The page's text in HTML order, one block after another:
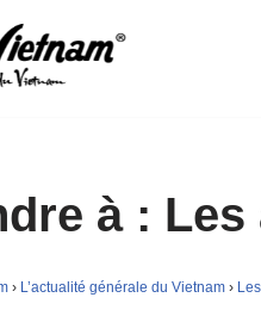
à :
› L’actualité générale du Vietnam ›